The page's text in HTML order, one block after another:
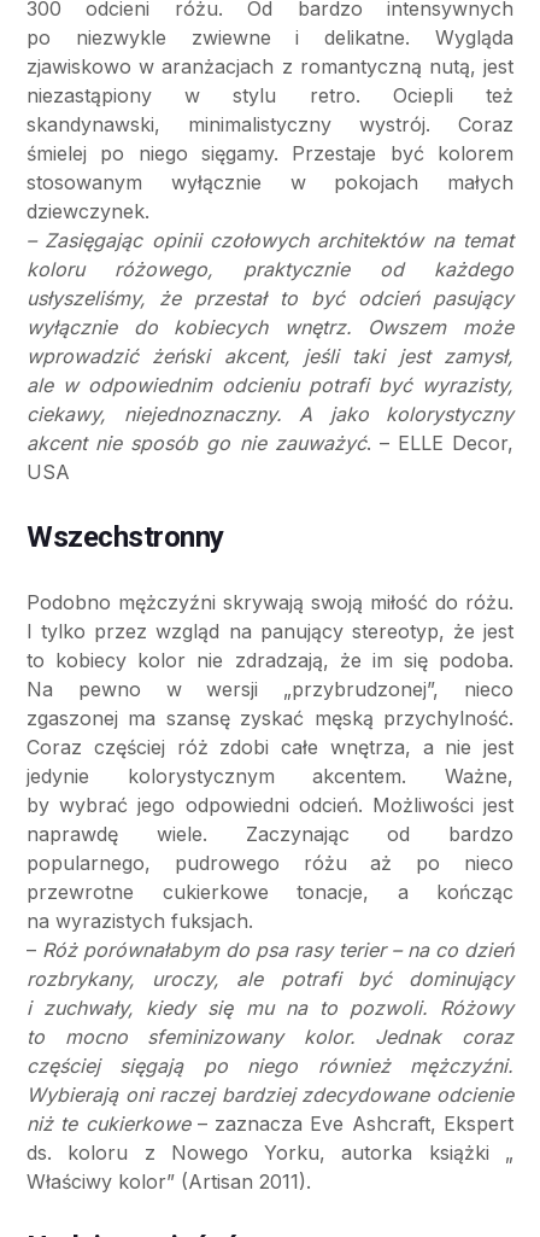
300 odcieni różu. Od bardzo intensywnych
po niezwykle zwiewne i delikatne. Wygląda
zjawiskowo w aranżacjach z romantyczną nutą, jest
niezastąpiony w stylu retro. Ociepli też
skandynawski, minimalistyczny wystrój. Coraz
śmielej po niego sięgamy. Przestaje być kolorem
stosowanym wyłącznie w pokojach małych
dziewczynek.
– Zasięgając opinii czołowych architektów na temat
koloru różowego, praktycznie od każdego
usłyszeliśmy, że przestał to być odcień pasujący
wyłącznie do kobiecych wnętrz. Owszem może
wprowadzić żeński akcent, jeśli taki jest zamysł,
ale w odpowiednim odcieniu potrafi być wyrazisty,
ciekawy, niejednoznaczny. A jako kolorystyczny
akcent nie sposób go nie zauważyć. – ELLE Decor,
USA
Wszechstronny
Podobno mężczyźni skrywają swoją miłość do różu.
I tylko przez wzgląd na panujący stereotyp, że jest
to kobiecy kolor nie zdradzają, że im się podoba.
Na pewno w wersji „przybrudzonej”, nieco
zgaszonej ma szansę zyskać męską przychylność.
Coraz częściej róż zdobi całe wnętrza, a nie jest
jedynie kolorystycznym akcentem. Ważne,
by wybrać jego odpowiedni odcień. Możliwości jest
naprawdę wiele. Zaczynając od bardzo
popularnego, pudrowego różu aż po nieco
przewrotne cukierkowe tonacje, a kończąc
na wyrazistych fuksjach.
– Róż porównałabym do psa rasy terier – na co dzień
rozbrykany, uroczy, ale potrafi być dominujący
i zuchwały, kiedy się mu na to pozwoli. Różowy
to mocno sfeminizowany kolor. Jednak coraz
częściej sięgają po niego również mężczyźni.
Wybierają oni raczej bardziej zdecydowane odcienie
niż te cukierkowe– zaznacza Eve Ashcraft, Ekspert
ds. koloru z Nowego Yorku, autorka książki „
Właściwy kolor” (Artisan 2011).